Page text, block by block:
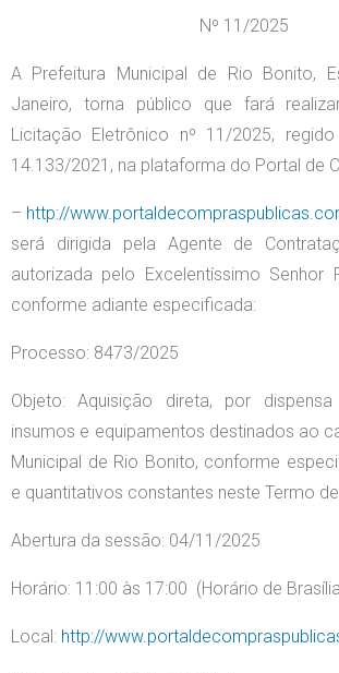
Nº 11/2025
A Prefeitura Municipal de Rio Bonito,
Janeiro, torna público que fará
Licitação Eletrônico nº 11/2025,
14.133/2021, na plataforma do Portal de
– http://
será dirigida pela Agente de
autorizada pelo Excelentíssimo Senhor
conforme adiante especificada:
Processo: 8473/2025
Objeto: Aquisição direta, por
insumos e equipamentos destinados ao
Municipal de Rio Bonito, conforme
e quantitativos constantes neste Termo
Abertura da sessão: 04/11/2025
Horário: 11:00 às 17:00 (Horário de
Local: http://